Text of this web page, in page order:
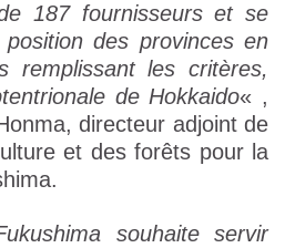
187 fournisseurs et se
des provinces en
remplissant les critères,
de Hokkaido« ,
directeur adjoint de
et des forêts pour la
souhaite servir